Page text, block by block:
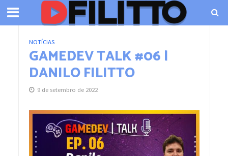
NOTÍCIAS
GAMEDEV TALK #06 |
DANILO FILITTO
9 de setembro de 2022